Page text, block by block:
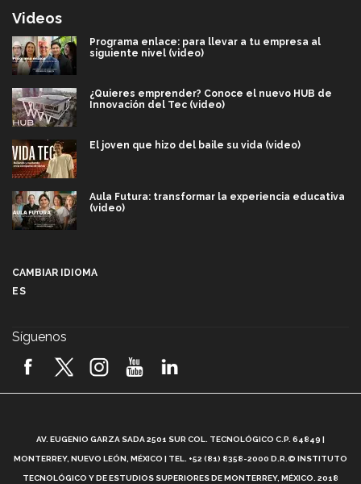
Videos
Programa enlace: para llevar a tu empresa al
siguiente nivel (video)
¿Quieres emprender? Conoce el nuevo HUB de
Innovación del Tec (video)
El joven que hizo del baile su vida (video)
Aula Futura: transformar la experiencia educativa
(video)
2026! (video)
¿Cómo es el Modelo Educativo Tec? (video)
CAMBIAR IDIOMA
ES
Síguenos
AV. EUGENIO GARZA SADA 2501 SUR COL. TECNOLÓGICO C.P. 64849 |
MONTERREY, NUEVO LEÓN, MÉXICO | TEL. +52 (81) 8358-2000 D.R.© INSTITUTO
TECNOLÓGICO Y DE ESTUDIOS SUPERIORES DE MONTERREY, MÉXICO. 2018